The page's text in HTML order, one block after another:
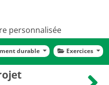
personnalisée
durable Exercices